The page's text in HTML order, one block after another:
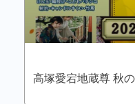
高塚愛宕地蔵尊 秋